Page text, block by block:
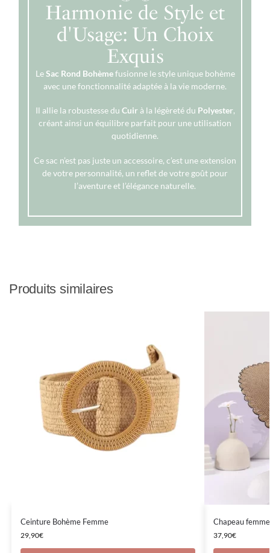
Harmonie de Style et
d'Usage: Un Choix
Exquis
LeSac Rond Bohèmefusionne le style unique bohème
avec une fonctionnalité adaptée à la vie moderne.
Il allie la robustesse du Cuirà la légèreté du Polyester,
créant ainsi un équilibre parfait pour une utilisation
quotidienne.
Ce sac n’est pas juste un accessoire, c’est une extension
de votre personnalité, un reflet de votre goût pour
l’aventure et l’élégance naturelle.
Produits similaires
Ceinture Bohème Femme
29,90€
Chapeau
37,90€